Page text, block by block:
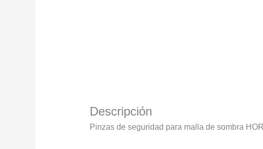
Descripción
Pinzas de seguridad para malla de sombra